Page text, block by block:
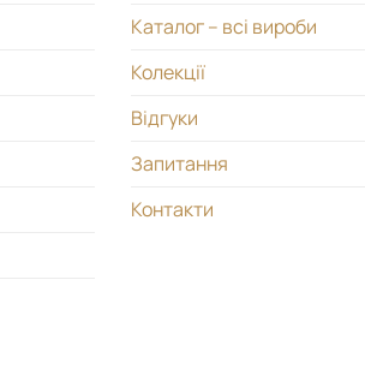
Каталог – всі вироби
Колекції
Відгуки
Запитання
Контакти